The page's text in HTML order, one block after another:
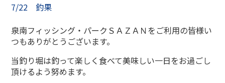
7/22 釣果
泉南フィッシング・パークＳＡＺＡＮをご利用の皆様い
つもありがとうございます。
当釣り堀は釣って楽しく食べて美味しい一日をお過ごし
頂けるよう努めます。